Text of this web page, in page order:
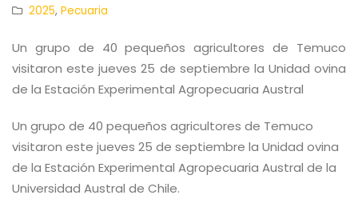
2025, Pecuaria
Un grupo de 40 pequeños agricultores de Temuco
visitaron este jueves 25 de septiembre la Unidad ovina
de la Estación Experimental Agropecuaria Austral
Un grupo de 40 pequeños agricultores de Temuco
visitaron este jueves 25 de septiembre la Unidad ovina
de la Estación Experimental Agropecuaria Austral de la
Universidad Austral de Chile.